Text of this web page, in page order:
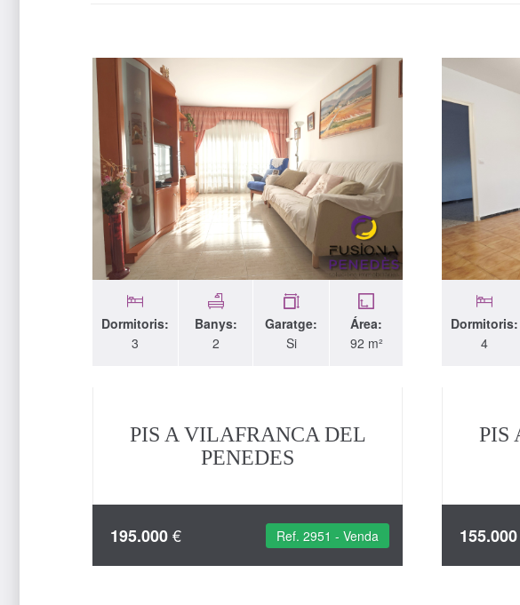
Dormitoris:
3
Banys:
2
Garatge:
Si
Área:
92 m²
PIS A VILAFRANCA DEL
PENEDES
195.000€ Ref. 2951 - Venda
Dormitoris:
4
PIS
155.000